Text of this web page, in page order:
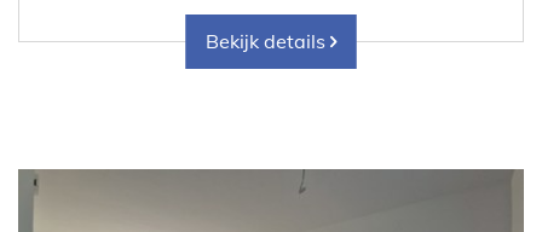
Bekijk details